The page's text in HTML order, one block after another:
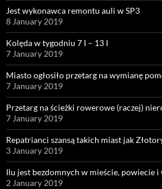
Jest wykonawca remontu auli w SP3
8 January 2019
Kolęda w tygodniu 7 I – 13 I
7 January 2019
Miasto ogłosiło przetarg na wymianę
7 January 2019
Przetarg na ścieżki rowerowe (raczej)
7 January 2019
Repatrianci szansą takich miast jak
3 January 2019
Ilu jest bezdomnych w mieście, powiecie
2 January 2019